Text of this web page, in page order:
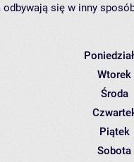
odbywają się w inny
Wtorek
Środa
Piątek
Sobota